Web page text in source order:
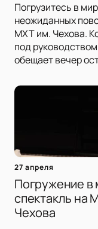
Погрузитесь в
неожиданных
МХТ им. Чехова.
под
обещает вечер
27 апреля
Погружение в
спектакль на
Чехова